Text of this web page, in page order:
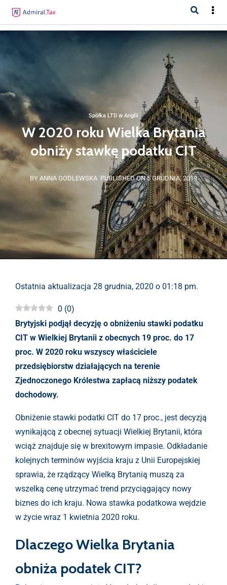
Spółka LTD w Anglii
W 2020 roku Wielka Brytania
obniży stawkę podatku CIT
BY ANNA GODLEWSKA PUBLISHED ON 5 GRUDNIA, 2019
Ostatnia aktualizacja 28 grudnia, 2020 o 01:18 pm.
0 (0)
Brytyjski podjął decyzję o obniżeniu stawki podatku
CIT w Wielkiej Brytanii z obecnych 19 proc. do 17
proc. W 2020 roku wszyscy właściciele
przedsiębiorstw działających na terenie
Zjednoczonego Królestwa zapłacą niższy podatek
dochodowy.
Obniżenie stawki podatki CIT do 17 proc., jest decyzją
wynikającą z obecnej sytuacji Wielkiej Brytanii, która
wciąż znajduje się w brexitowym impasie. Odkładanie
kolejnych terminów wyjścia kraju z Unii Europejskiej
sprawia, że rządzący Wielką Brytanią muszą za
wszelką cenę utrzymać trend przyciągający nowy
biznes do ich kraju. Nowa stawka podatkowa wejdzie
w życie wraz 1 kwietnia 2020 roku.
Dlaczego Wielka Brytania
obniża podatek CIT?